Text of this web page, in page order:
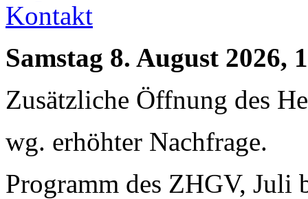
Kontakt
Samstag 8. August 2026,
Zusätzliche Öffnung des
wg. erhöhter Nachfrage.
Programm des ZHGV, Juli